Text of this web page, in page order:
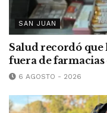
SAN JUAN
Salud recordó que
fuera de
6 AGOSTO - 2026